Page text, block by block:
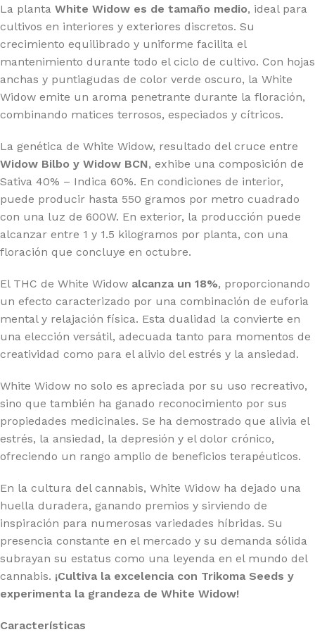
La planta White Widow es de tamaño medio, ideal para
cultivos en interiores y exteriores discretos. Su
crecimiento equilibrado y uniforme facilita el
mantenimiento durante todo el ciclo de cultivo. Con hojas
anchas y puntiagudas de color verde oscuro, la White
Widow emite un aroma penetrante durante la floración,
combinando matices terrosos, especiados y cítricos.
La genética de White Widow, resultado del cruce entre
Widow Bilbo y Widow BCN, exhibe una composición de
Sativa 40% – Indica 60%. En condiciones de interior,
puede producir hasta 550 gramos por metro cuadrado
con una luz de 600W. En exterior, la producción puede
alcanzar entre 1 y 1.5 kilogramos por planta, con una
floración que concluye en octubre.
El THC de White Widow alcanza un 18%, proporcionando
un efecto caracterizado por una combinación de euforia
mental y relajación física. Esta dualidad la convierte en
una elección versátil, adecuada tanto para momentos de
creatividad como para el alivio del estrés y la ansiedad.
White Widow no solo es apreciada por su uso recreativo,
sino que también ha ganado reconocimiento por sus
propiedades medicinales. Se ha demostrado que alivia el
estrés, la ansiedad, la depresión y el dolor crónico,
ofreciendo un rango amplio de beneficios terapéuticos.
En la cultura del cannabis, White Widow ha dejado una
huella duradera, ganando premios y sirviendo de
inspiración para numerosas variedades híbridas. Su
presencia constante en el mercado y su demanda sólida
subrayan su estatus como una leyenda en el mundo del
cannabis. ¡Cultiva la excelencia con Trikoma Seeds y
experimenta la grandeza de White Widow!
Características